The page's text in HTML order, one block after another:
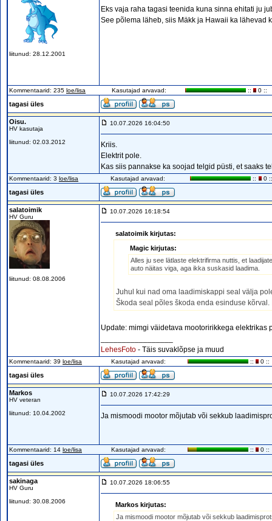
liitunud: 28.12.2001
Eks vaja raha tagasi teenida kuna sinna ehitati ju
See põlema läheb, siis Mäkk ja Hawaii ka lähevad
Kommentaarid: 235 loe/lisa Kasutajad arvavad: :: 0 ::
tagasi üles
Oisu.
HV kasutaja
liitunud: 02.03.2012
10.07.2026 16:04:50
Kriis.
Elektrit pole.
Kas siis pannakse ka soojad telgid püsti, et saaks
Kommentaarid: 3 loe/lisa Kasutajad arvavad: :: 0 ::
tagasi üles
salatoimik
HV Guru
liitunud: 08.08.2006
10.07.2026 16:18:54
salatoimik kirjutas:
Magic kirjutas:
Alles ju see lätlaste elektrifirma nuttis, et
auto näitas viga, aga ikka suskasid laadima.
Juhul kui nad oma laadimiskappi seal välja
Škoda seal põles škoda enda esinduse
Update: mimgi väidetava mootoririkkega elektrikas
LehesFoto - Täis suvaklõpse ja muud
Kommentaarid: 39 loe/lisa Kasutajad arvavad: :: 0 ::
tagasi üles
Markos
HV veteran
liitunud: 10.04.2002
10.07.2026 17:42:29
Ja mismoodi mootor mõjutab või sekkub
Kommentaarid: 14 loe/lisa Kasutajad arvavad: :: 0 ::
tagasi üles
sakinaga
HV Guru
liitunud: 30.08.2006
10.07.2026 18:06:55
Markos kirjutas:
Ja mismoodi mootor mõjutab või sekkub